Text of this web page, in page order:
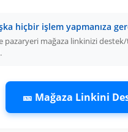
hiçbir işlem yapmanıza
pazaryeri mağaza linkinizi
🎫 Mağaza Linkini
Diğer